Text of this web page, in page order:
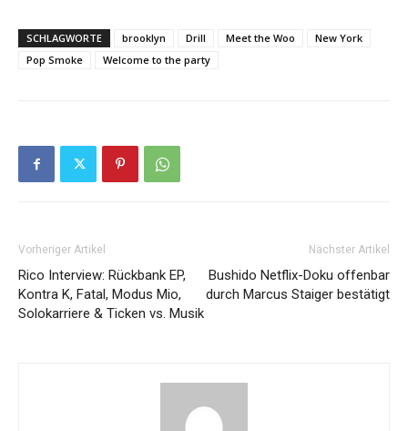
SCHLAGWORTE brooklyn Drill Meet the Woo
New York
Pop Smoke
Welcome to the party
Vorheriger Artikel
Rico Interview: Rückbank EP,
Kontra K, Fatal, Modus Mio,
Solokarriere & Ticken vs. Musik
Nächster Artikel
Bushido Netflix-Doku offenbar
durch Marcus Staiger bestätigt